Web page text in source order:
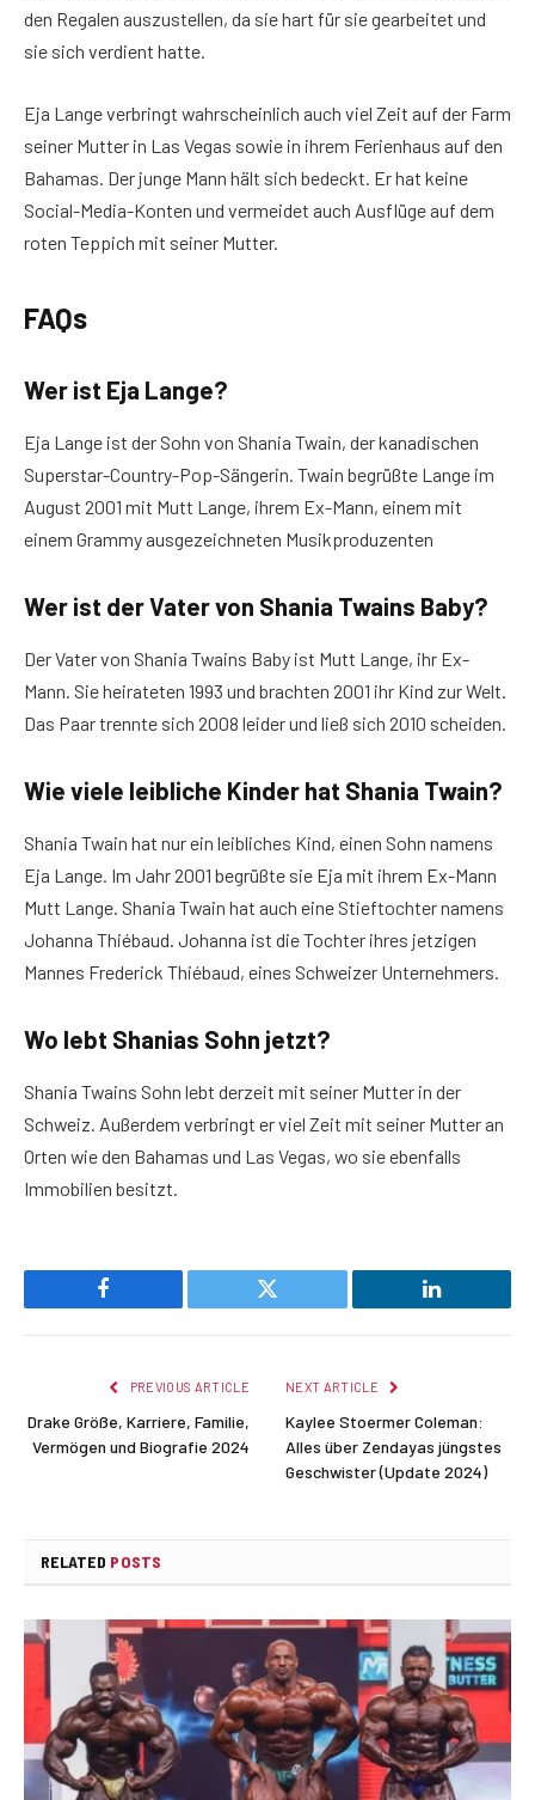
den Regalen auszustellen, da sie hart für sie gearbeitet und
sie sich verdient hatte.
Eja Lange verbringt wahrscheinlich auch viel Zeit auf der Farm
seiner Mutter in Las Vegas sowie in ihrem Ferienhaus auf den
Bahamas. Der junge Mann hält sich bedeckt. Er hat keine
Social-Media-Konten und vermeidet auch Ausflüge auf dem
roten Teppich mit seiner Mutter.
FAQs
Wer ist Eja Lange?
Eja Lange ist der Sohn von Shania Twain, der kanadischen
Superstar-Country-Pop-Sängerin. Twain begrüßte Lange im
August 2001 mit Mutt Lange, ihrem Ex-Mann, einem mit
einem Grammy ausgezeichneten Musikproduzenten
Wer ist der Vater von Shania Twains Baby?
Der Vater von Shania Twains Baby ist Mutt Lange, ihr Ex-
Mann. Sie heirateten 1993 und brachten 2001 ihr Kind zur Welt.
Das Paar trennte sich 2008 leider und ließ sich 2010 scheiden.
Wie viele leibliche Kinder hat Shania Twain?
Shania Twain hat nur ein leibliches Kind, einen Sohn namens
Eja Lange. Im Jahr 2001 begrüßte sie Eja mit ihrem Ex-Mann
Mutt Lange. Shania Twain hat auch eine Stieftochter namens
Johanna Thiébaud. Johanna ist die Tochter ihres jetzigen
Mannes Frederick Thiébaud, eines Schweizer Unternehmers.
Wo lebt Shanias Sohn jetzt?
Shania Twains Sohn lebt derzeit mit seiner Mutter in der
Schweiz. Außerdem verbringt er viel Zeit mit seiner Mutter an
Orten wie den Bahamas und Las Vegas, wo sie ebenfalls
Immobilien besitzt.
Facebook Twitter LinkedIn
PREVIOUS ARTICLE
Drake Größe, Karriere, Familie,
Vermögen und Biografie 2024
NEXT ARTICLE
Kaylee Stoermer Coleman:
Alles über Zendayas jüngstes
Geschwister (Update 2024)
RELATED POSTS